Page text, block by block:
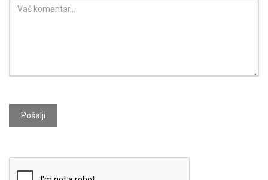
Pošalji